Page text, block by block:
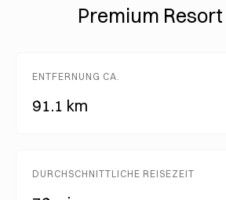
Premium
ENTFERNUNG CA.
91.1 km
DURCHSCHNITTLICHE REISEZEIT